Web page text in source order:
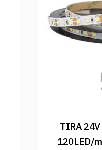
TIRA
120LED/